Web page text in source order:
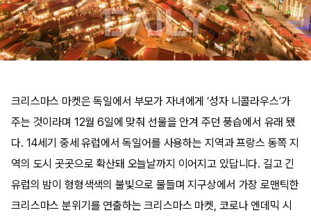
크리스마스 마켓은 독일에서 부모가 자녀에게 ‘성자 니콜라우스’가
주는 것이라며 12월 6일에 맞춰 선물을 안겨 주던 풍습에서 유래 됐
다. 14세기 중세 유럽에서 독일어를 사용하는 지역과 프랑스 동쪽 지
역의 도시 곳곳으로 확산돼 오늘날까지 이어지고 있답니다. 길고 긴
유럽의 밤이 형형색색의 불빛으로 물들며 지구상에서 가장 로맨틱한
크리스마스 분위기를 연출하는 크리스마스 마켓, 코로나 엔데믹 시